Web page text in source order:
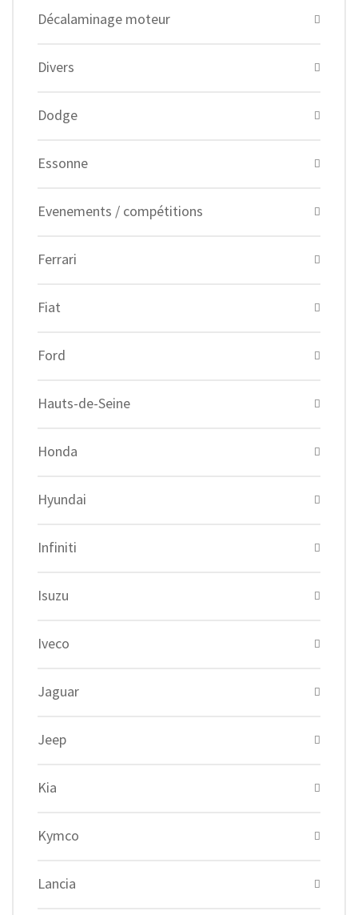
Décalaminage moteur
Divers
Dodge
Essonne
Evenements / compétitions
Ferrari
Fiat
Ford
Hauts-de-Seine
Honda
Hyundai
Infiniti
Isuzu
Iveco
Jaguar
Jeep
Kia
Kymco
Lancia